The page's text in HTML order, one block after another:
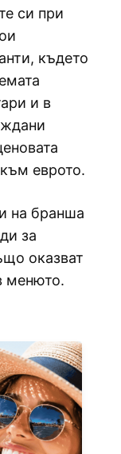
си при
където
и в
еврото.
на бранша
за
оказват
менюто.